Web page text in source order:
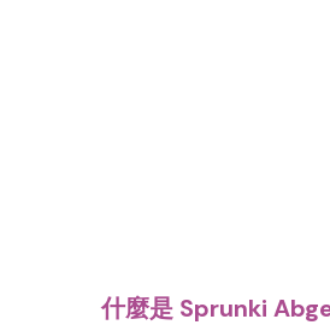
什麼是 Sprunki